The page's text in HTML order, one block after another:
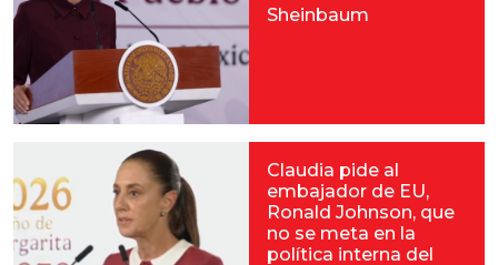
Sheinbaum
Claudia pide al
embajador de EU,
Ronald Johnson, que
no se meta en la
política interna del